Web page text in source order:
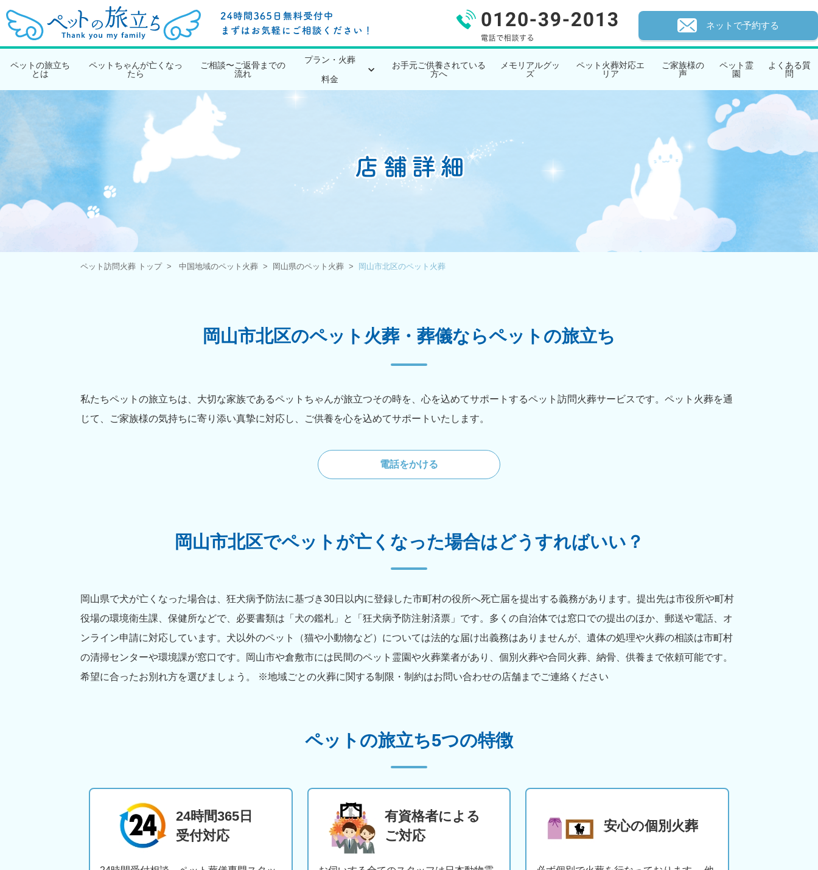
ネットで予約する
ペットの旅立ち
とは
ペットちゃんが亡くなっ
たら
ご相談〜ご返骨までの
流れ
プラン・火葬
料金
お手元ご供養されている
方へ
メモリアルグッ
ズ
ペット火葬対応エ
リア
ご家族様の
声
ペット霊
園
よくある質
問
ペット訪問火葬 トップ 中国地域のペット火葬 岡山県のペット火葬 岡山市北区のペット火葬
岡山市北区のペット火葬・葬儀ならペットの旅立ち
私たちペットの旅立ちは、大切な家族であるペットちゃんが旅立つその時を、心を込めてサポートするペット訪問火葬サービスです。ペット火葬を通
じて、ご家族様の気持ちに寄り添い真摯に対応し、ご供養を心を込めてサポートいたします。
電話をかける
岡山市北区でペットが亡くなった場合はどうすればいい？
岡山県で犬が亡くなった場合は、狂犬病予防法に基づき30日以内に登録した市町村の役所へ死亡届を提出する義務があります。提出先は市役所や町村
役場の環境衛生課、保健所などで、必要書類は「犬の鑑札」と「狂犬病予防注射済票」です。多くの自治体では窓口での提出のほか、郵送や電話、オ
ンライン申請に対応しています。犬以外のペット（猫や小動物など）については法的な届け出義務はありませんが、遺体の処理や火葬の相談は市町村
の清掃センターや環境課が窓口です。岡山市や倉敷市には民間のペット霊園や火葬業者があり、個別火葬や合同火葬、納骨、供養まで依頼可能です。
希望に合ったお別れ方を選びましょう。 ※地域ごとの火葬に関する制限・制約はお問い合わせの店舗までご連絡ください
ペットの旅立ち5つの特徴
24時間365日
受付対応
有資格者による
ご対応
安心の個別火葬